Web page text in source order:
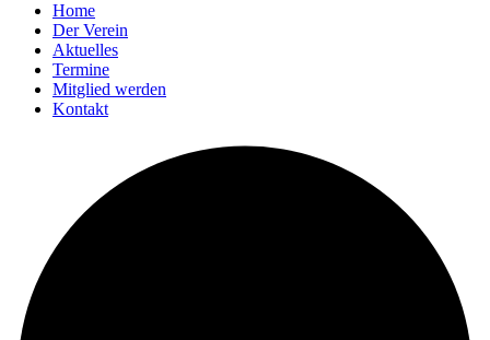
Home
Der Verein
Aktuelles
Termine
Mitglied werden
Kontakt